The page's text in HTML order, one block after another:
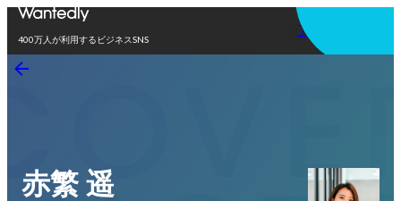
400万人が利用するビジネスSNS
アプリを使う
赤繁 遥